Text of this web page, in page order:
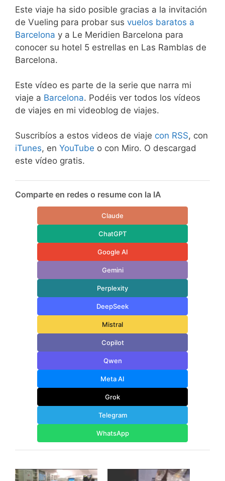
Este viaje ha sido posible gracias a la invitación
de Vueling para probar sus vuelos baratos a
Barcelona y a Le Meridien Barcelona para
conocer su hotel 5 estrellas en Las Ramblas de
Barcelona.
Este vídeo es parte de la serie que narra mi
viaje a Barcelona. Podéis ver todos los vídeos
de viajes en mi videoblog de viajes.
Suscribíos a estos videos de viaje con RSS, con
iTunes, en YouTube o con Miro. O descargad
este vídeo gratis.
Comparte en redes o resume con la IA
Claude
ChatGPT
Google AI
Gemini
Perplexity
DeepSeek
Mistral
Copilot
Qwen
Meta AI
Grok
Telegram
WhatsApp